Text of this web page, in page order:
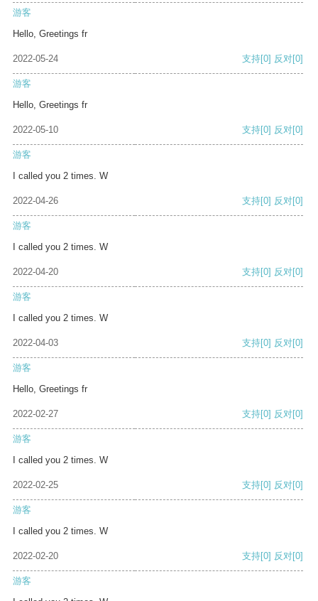
游客
Hello, Greetings fr
2022-05-24 支持[0] 反对[0]
游客
Hello, Greetings fr
2022-05-10 支持[0] 反对[0]
游客
I called you 2 times. W
2022-04-26 支持[0] 反对[0]
游客
I called you 2 times. W
2022-04-20 支持[0] 反对[0]
游客
I called you 2 times. W
2022-04-03 支持[0] 反对[0]
游客
Hello, Greetings fr
2022-02-27 支持[0] 反对[0]
游客
I called you 2 times. W
2022-02-25 支持[0] 反对[0]
游客
I called you 2 times. W
2022-02-20 支持[0] 反对[0]
游客